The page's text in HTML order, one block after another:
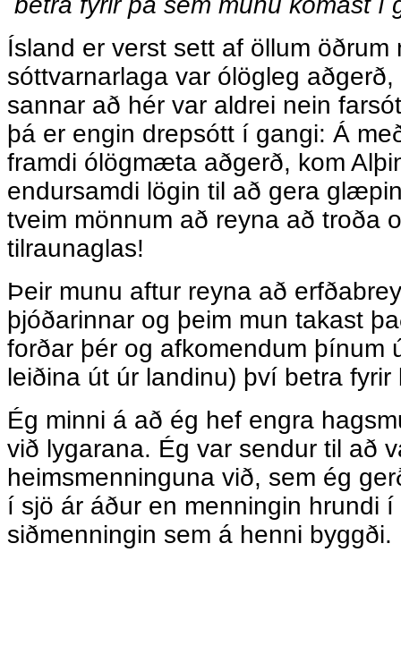
Ísland er verst sett af öllum
sóttvarnarlaga var ólögleg
sannar að hér var aldrei nein
þá er engin drepsótt í gangi: Á
framdi ólögmæta aðgerð, kom
endursamdi lögin til að gera
tveim mönnum að reyna að troða
tilraunaglas!
Þeir munu aftur reyna að
þjóðarinnar og þeim mun takast
forðar þér og afkomendum þínum
leiðina út úr landinu) því betra
Ég minni á að ég hef engra
við lygarana. Ég var sendur til að
heimsmenninguna við, sem ég
í sjö ár áður en menningin hrundi
siðmenningin sem á henni byggði.